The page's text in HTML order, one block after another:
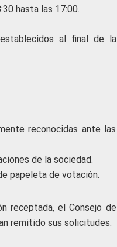
hasta las 17:00.
al final de la
reconocidas ante las
de la sociedad.
papeleta de votación.
receptada, el Consejo de
remitido sus solicitudes.